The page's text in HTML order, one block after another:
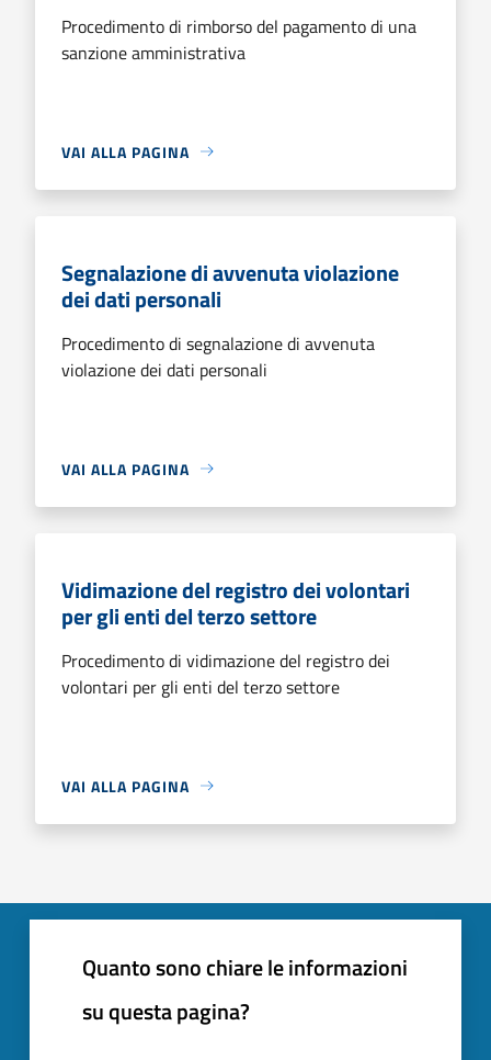
Procedimento di rimborso del pagamento di una
sanzione amministrativa
VAI ALLA PAGINA
Segnalazione di avvenuta violazione
dei dati personali
Procedimento di segnalazione di avvenuta
violazione dei dati personali
VAI ALLA PAGINA
Vidimazione del registro dei volontari
per gli enti del terzo settore
Procedimento di vidimazione del registro dei
volontari per gli enti del terzo settore
VAI ALLA PAGINA
Quanto sono chiare le informazioni
su questa pagina?